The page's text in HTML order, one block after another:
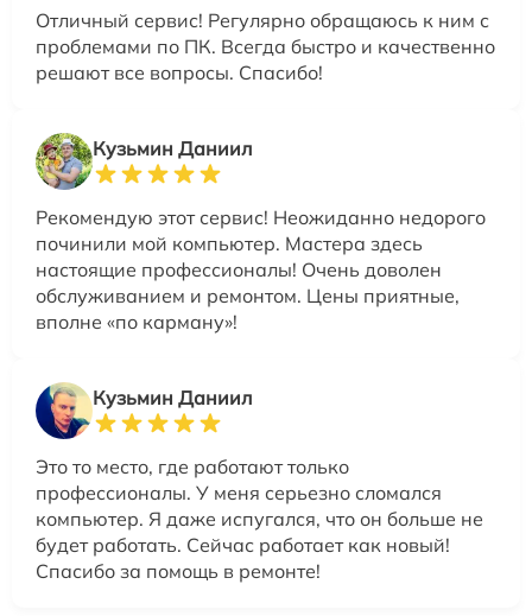
Отличный сервис! Регулярно обращаюсь к ним с
проблемами по ПК. Всегда быстро и качественно
решают все вопросы. Спасибо!
Кузьмин Даниил
Рекомендую этот сервис! Неожиданно недорого
починили мой компьютер. Мастера здесь
настоящие профессионалы! Очень доволен
обслуживанием и ремонтом. Цены приятные,
вполне «по карману»!
Кузьмин Даниил
Это то место, где работают только
профессионалы. У меня серьезно сломался
компьютер. Я даже испугался, что он больше не
будет работать. Сейчас работает как новый!
Спасибо за помощь в ремонте!